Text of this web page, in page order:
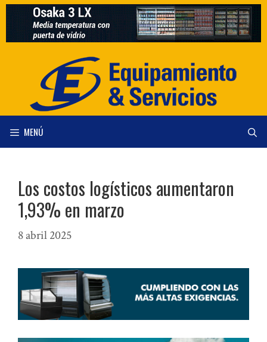
Saltar
contenido
MENÚ
Los costos logísticos aumentaron
1,93% en marzo
8 abril 2025